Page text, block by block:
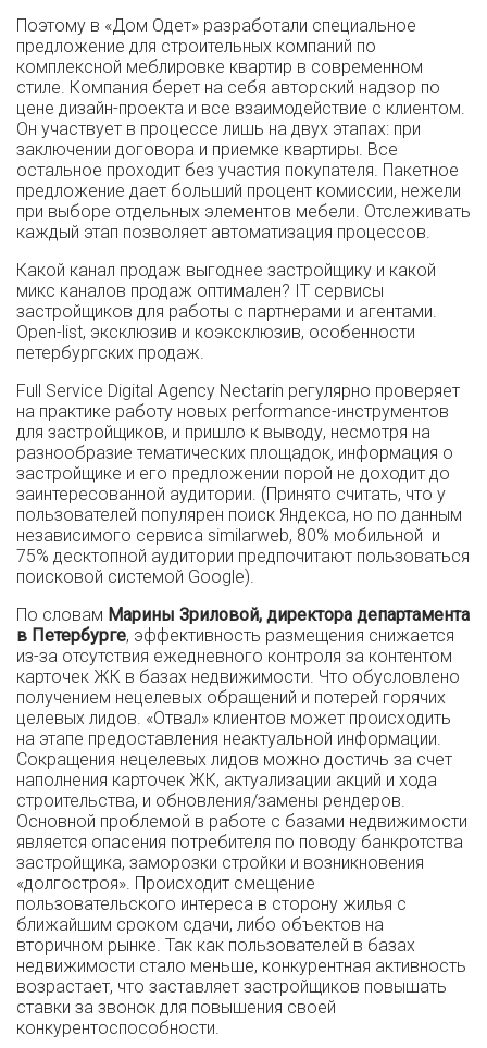
Поэтому в «Дом Одет» разработали специальное
предложение для строительных компаний по
комплексной меблировке квартир в современном
стиле. Компания берет на себя авторский надзор по
цене дизайн-проекта и все взаимодействие с клиентом.
Он участвует в процессе лишь на двух этапах: при
заключении договора и приемке квартиры. Все
остальное проходит без участия покупателя. Пакетное
предложение дает больший процент комиссии, нежели
при выборе отдельных элементов мебели. Отслеживать
каждый этап позволяет автоматизация процессов.
Какой канал продаж выгоднее застройщику и какой
микс каналов продаж оптимален? IT сервисы
застройщиков для работы с партнерами и агентами.
Open-list, эксклюзив и коэксклюзив, особенности
петербургских продаж.
Full Service Digital Agency Nectarin регулярно проверяет
на практике работу новых performance-инструментов
для застройщиков, и пришло к выводу, несмотря на
разнообразие тематических площадок, информация о
застройщике и его предложении порой не доходит до
заинтересованной аудитории. (Принято считать, что у
пользователей популярен поиск Яндекса, но по данным
независимого сервиса similarweb, 80% мобильной и
75% десктопной аудитории предпочитают пользоваться
поисковой системой Google).
По словам Марины Зриловой, директора департамента
в Петербурге, эффективность размещения снижается
из-за отсутствия ежедневного контроля за контентом
карточек ЖК в базах недвижимости. Что обусловлено
получением нецелевых обращений и потерей горячих
целевых лидов. «Отвал» клиентов может происходить
на этапе предоставления неактуальной информации.
Сокращения нецелевых лидов можно достичь за счет
наполнения карточек ЖК, актуализации акций и хода
строительства, и обновления/замены рендеров.
Основной проблемой в работе с базами недвижимости
является опасения потребителя по поводу банкротства
застройщика, заморозки стройки и возникновения
«долгостроя». Происходит смещение
пользовательского интереса в сторону жилья с
ближайшим сроком сдачи, либо объектов на
вторичном рынке. Так как пользователей в базах
недвижимости стало меньше, конкурентная активность
возрастает, что заставляет застройщиков повышать
ставки за звонок для повышения своей
конкурентоспособности.